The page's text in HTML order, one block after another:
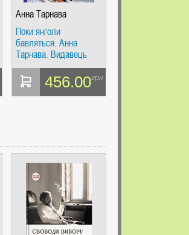
Анна Тарнава
Поки янголи
бавляться. Анна
Тарнава. Видавець
Вадим Карпенко
456.00грн